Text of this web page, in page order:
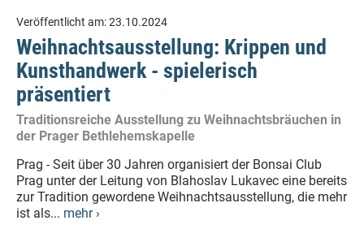
Veröffentlicht am:23.10.2024
Weihnachtsausstellung: Krippen und
Kunsthandwerk - spielerisch
präsentiert
Traditionsreiche Ausstellung zu Weihnachtsbräuchen in
der Prager Bethlehemskapelle
Prag - Seit über 30 Jahren organisiert der Bonsai Club
Prag unter der Leitung von Blahoslav Lukavec eine bereits
zur Tradition gewordene Weihnachtsausstellung, die mehr
ist als... mehr ›